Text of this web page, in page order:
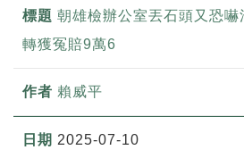
朝雄檢辦公室丟石頭又恐
轉獲冤賠9萬6
賴威平
2025-07-10